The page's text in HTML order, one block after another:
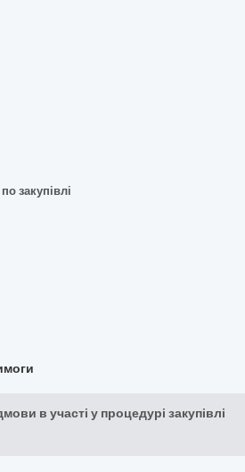
закупівлі
в участі у процедурі закупівлі